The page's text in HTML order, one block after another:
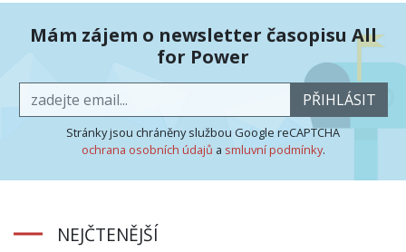
Mám zájem o newsletter časopisu All
for Power
PŘIHLÁSIT
Stránky jsou chráněny službou Google reCAPTCHA
ochrana osobních údajů a smluvní podmínky.
NEJČTENĚJŠÍ